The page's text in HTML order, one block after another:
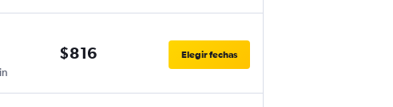
$816 Elegir fechas